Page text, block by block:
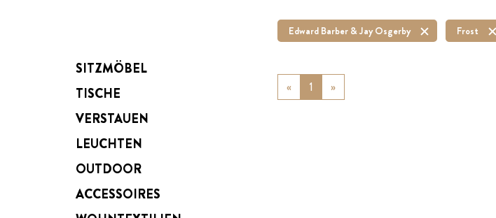
SITZMÖBEL
TISCHE
VERSTAUEN
LEUCHTEN
OUTDOOR
ACCESSOIRES
Edward Barber & Jay Osgerby Frost
« Previous
1 »